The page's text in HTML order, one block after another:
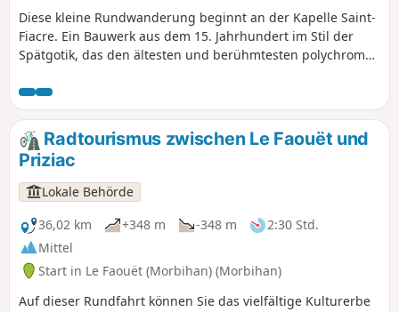
Diese kleine Rundwanderung beginnt an der Kapelle Saint-
Fiacre. Ein Bauwerk aus dem 15. Jahrhundert im Stil der
Spätgotik, das den ältesten und berühmtesten polychromen
entdeckt der Wanderer den Brunnen, dessen Wasser einer
Legende nach Hautkrankheiten heilen soll.
Radtourismus zwischen Le Faouët und
Priziac
Lokale Behörde
36,02 km
+348 m -348 m
2:30 Std.
Mittel
Start in Le Faouët (Morbihan) (Morbihan)
Auf dieser Rundfahrt können Sie das vielfältige Kulturerbe